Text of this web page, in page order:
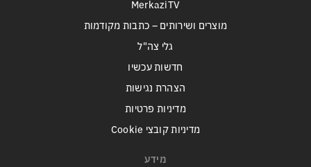
MerkaziTV
מוצרים ושירותים – כתבות מקודמות
גלי צה"ל
חדשות עכשיו
הצהרת נגישות
מדיניות פרטיות
מדיניות קובצי Cookie
מידע